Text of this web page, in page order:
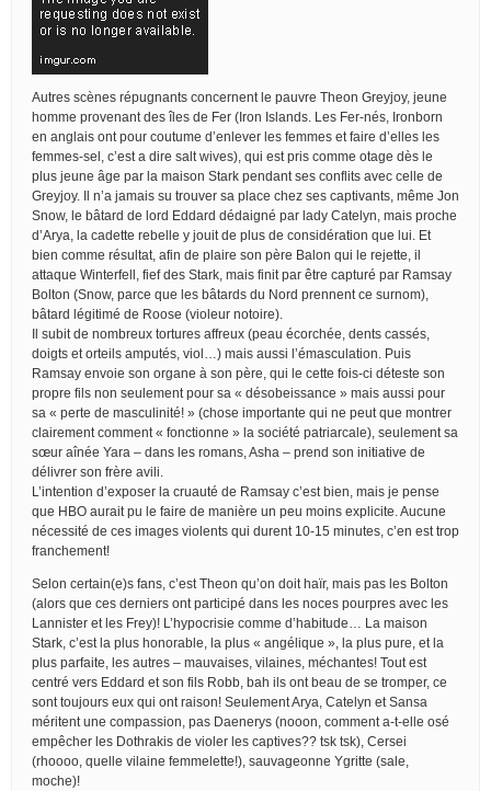
Autres scènes répugnants concernent le pauvre Theon Greyjoy, jeune
homme provenant des îles de Fer (Iron Islands. Les Fer-nés, Ironborn
en anglais ont pour coutume d’enlever les femmes et faire d’elles les
femmes-sel, c’est a dire salt wives), qui est pris comme otage dès le
plus jeune âge par la maison Stark pendant ses conflits avec celle de
Greyjoy. Il n’a jamais su trouver sa place chez ses captivants, même Jon
Snow, le bâtard de lord Eddard dédaigné par lady Catelyn, mais proche
d’Arya, la cadette rebelle y jouit de plus de considération que lui. Et
bien comme résultat, afin de plaire son père Balon qui le rejette, il
attaque Winterfell, fief des Stark, mais finit par être capturé par Ramsay
Bolton (Snow, parce que les bâtards du Nord prennent ce surnom),
bâtard légitimé de Roose (violeur notoire).
Il subit de nombreux tortures affreux (peau écorchée, dents cassés,
doigts et orteils amputés, viol…) mais aussi l’émasculation. Puis
Ramsay envoie son organe à son père, qui le cette fois-ci déteste son
propre fils non seulement pour sa « désobeissance » mais aussi pour
sa « perte de masculinité! » (chose importante qui ne peut que montrer
clairement comment « fonctionne » la société patriarcale), seulement sa
sœur aînée Yara – dans les romans, Asha – prend son initiative de
délivrer son frère avili.
L’intention d’exposer la cruauté de Ramsay c’est bien, mais je pense
que HBO aurait pu le faire de manière un peu moins explicite. Aucune
nécessité de ces images violents qui durent 10-15 minutes, c’en est trop
franchement!
Selon certain(e)s fans, c’est Theon qu’on doit haïr, mais pas les Bolton
(alors que ces derniers ont participé dans les noces pourpres avec les
Lannister et les Frey)! L’hypocrisie comme d’habitude… La maison
Stark, c’est la plus honorable, la plus « angélique », la plus pure, et la
plus parfaite, les autres – mauvaises, vilaines, méchantes! Tout est
centré vers Eddard et son fils Robb, bah ils ont beau de se tromper, ce
sont toujours eux qui ont raison! Seulement Arya, Catelyn et Sansa
méritent une compassion, pas Daenerys (nooon, comment a-t-elle osé
empêcher les Dothrakis de violer les captives?? tsk tsk), Cersei
(rhoooo, quelle vilaine femmelette!), sauvageonne Ygritte (sale,
moche)!